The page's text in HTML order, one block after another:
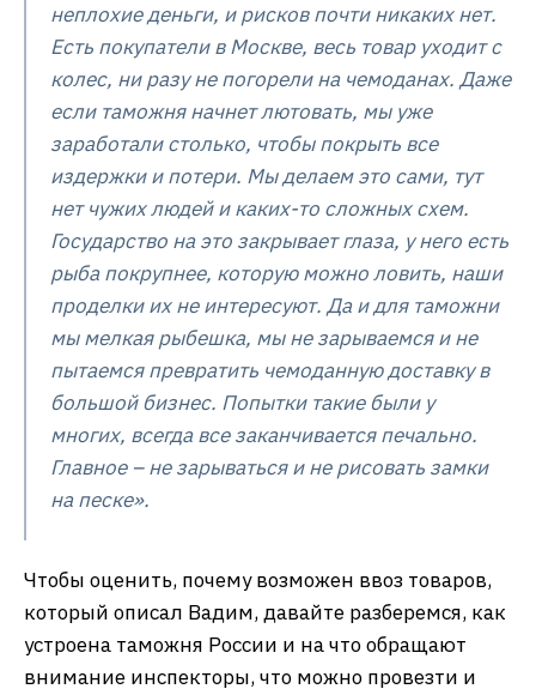
неплохие деньги, и рисков почти никаких нет.
Есть покупатели в Москве, весь товар уходит с
колес, ни разу не погорели на чемоданах. Даже
если таможня начнет лютовать, мы уже
заработали столько, чтобы покрыть все
издержки и потери. Мы делаем это сами, тут
нет чужих людей и каких-то сложных схем.
Государство на это закрывает глаза, у него есть
рыба покрупнее, которую можно ловить, наши
проделки их не интересуют. Да и для таможни
мы мелкая рыбешка, мы не зарываемся и не
пытаемся превратить чемоданную доставку в
большой бизнес. Попытки такие были у
многих, всегда все заканчивается печально.
Главное – не зарываться и не рисовать замки
на песке».
Чтобы оценить, почему возможен ввоз товаров,
который описал Вадим, давайте разберемся, как
устроена таможня России и на что обращают
внимание инспекторы, что можно провезти и